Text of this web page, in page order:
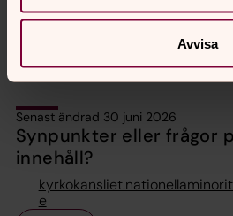
Avvisa
erityiseksi oon ette Jeesus
Senast ändrad 30 juni 2026
Synpunkter eller frågor
innehåll?
e